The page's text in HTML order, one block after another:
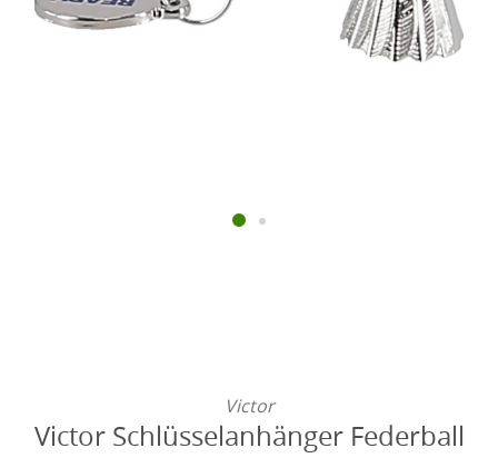
Victor
Victor Schlüsselanhänger Federball